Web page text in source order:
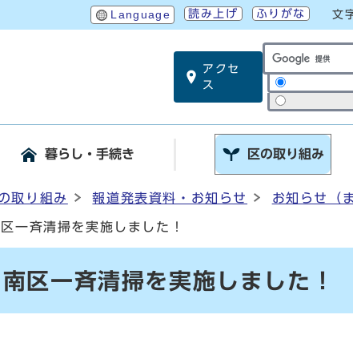
Language 読み上げ ふりがな 文
アクセ
ス
サイト内検索
暮らし・手続き 区の取り組み
取り組み 報道発表資料・お知らせ お知らせ（
一斉清掃を実施しました！
区一斉清掃を実施しました！